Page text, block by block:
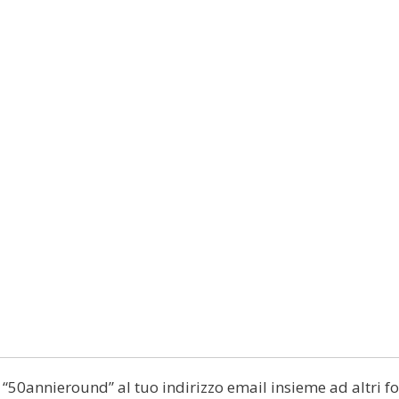
al tuo indirizzo email insieme ad altri